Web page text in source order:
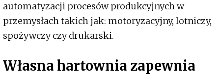
automatyzacji procesów produkcyjnych w
przemysłach takich jak: motoryzacyjny, lotniczy,
spożywczy czy drukarski.
Własna hartownia zapewnia